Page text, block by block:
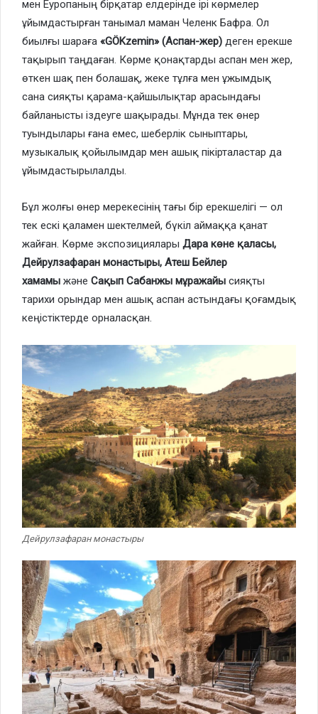
мен Еуропаның бірқатар елдерінде ірі көрмелер
ұйымдастырған танымал маман Челенк Бафра. Ол
биылғы шараға «GÖKzemin» (Аспан-жер) деген ерекше
тақырып таңдаған. Көрме қонақтарды аспан мен жер,
өткен шақ пен болашақ, жеке тұлға мен ұжымдық
сана сияқты қарама-қайшылықтар арасындағы
байланысты іздеуге шақырады. Мұнда тек өнер
туындылары ғана емес, шеберлік сыныптары,
музыкалық қойылымдар мен ашық пікірталастар да
ұйымдастырылалды.
Бұл жолғы өнер мерекесінің тағы бір ерекшелігі — ол
тек ескі қаламен шектелмей, бүкіл аймаққа қанат
жайған. Көрме экспозициялары Дара көне қаласы,
Дейрулзафаран монастыры, Атеш Бейлер
хамамы және Сақып Сабанжы мұражайы сияқты
тарихи орындар мен ашық аспан астындағы қоғамдық
кеңістіктерде орналасқан.
Дейрулзафаран монастыры